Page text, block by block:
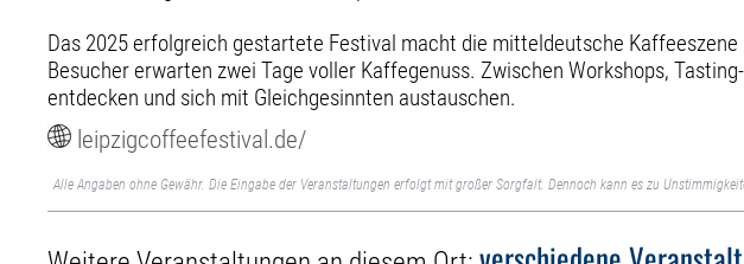
Das 2025 erfolgreich gestartete Festival macht die mitteldeutsche
Besucher erwarten zwei Tage voller Kaffegenuss. Zwischen Workshops,
entdecken und sich mit Gleichgesinnten austauschen.
leipzigcoffeefestival.de/
Alle Angaben ohne Gewähr. Die Eingabe der Veranstaltungen erfolgt mit großer Sorgfalt. Dennoch kann es zu